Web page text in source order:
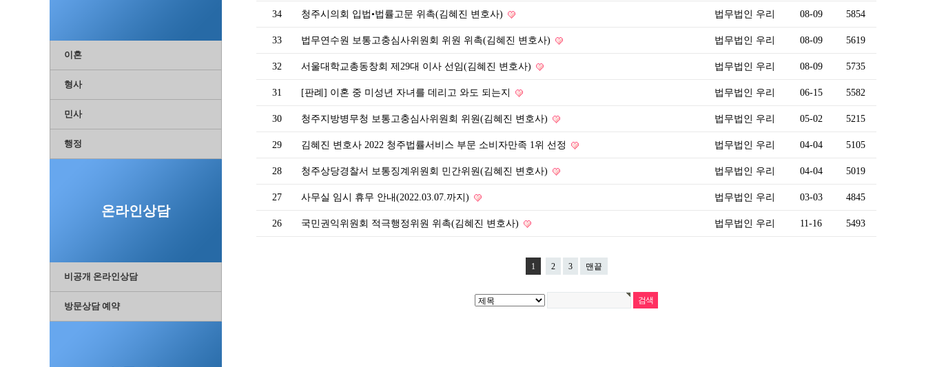
이혼
형사
민사
행정
온라인상담
비공개 온라인상담
방문상담 예약
34 청주시의회 입법•법률고문 위촉(김혜진 변호사) 법무법인 우리 08-09 5854
33 법무연수원 보통고충심사위원회 위원 위촉(김혜진 변호사) 법무법인 우리 08-09 5619
32 서울대학교총동창회 제29대 이사 선임(김혜진 변호사) 법무법인 우리 08-09 5735
31 [판례] 이혼 중 미성년 자녀를 데리고 와도 되는지 법무법인 우리 06-15 5582
30 청주지방병무청 보통고충심사위원회 위원(김혜진 변호사) 법무법인 우리 05-02 5215
29 김혜진 변호사 2022 청주법률서비스 부문 소비자만족 1위 선정 법무법인 우리 04-04 5105
28 청주상당경찰서 보통징계위원회 민간위원(김혜진 변호사) 법무법인 우리 04-04 5019
27 사무실 임시 휴무 안내(2022.03.07.까지) 법무법인 우리 03-03 4845
26 국민권익위원회 적극행정위원 위촉(김혜진 변호사) 법무법인 우리 11-16 5493
1 2 3 맨끝